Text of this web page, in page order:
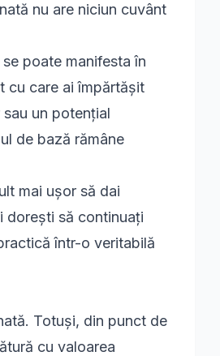
nu are niciun cuvânt
poate manifesta în
cu care ai împărtășit
un potențial
de bază rămâne
mai ușor să dai
dorești să continuați
într-o veritabilă
Totuși, din punct de
cu valoarea